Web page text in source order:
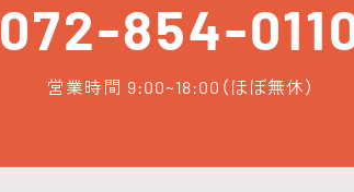
072-854-
営業時間 9:00~18:00（ほぼ無休）